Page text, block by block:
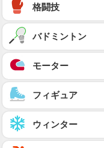
格闘技
バドミントン
モーター
フィギュア
ウィンター